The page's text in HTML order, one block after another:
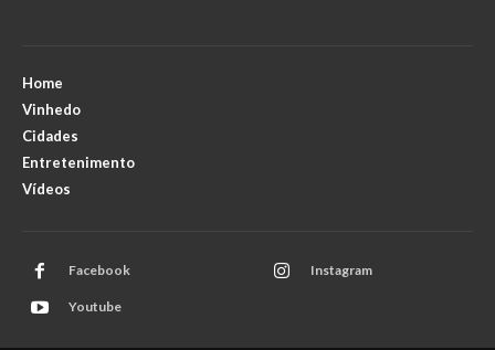
Home
Vinhedo
Cidades
Entretenimento
Vídeos
Facebook Instagram
Youtube